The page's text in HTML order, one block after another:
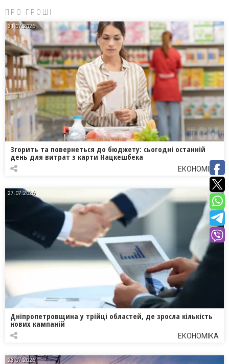
ПРО ГРОШІ
31.07.2026
Згорить та повернеться до бюджету: сьогодні останній
день для витрат з карти Нацкешбека
ЕКОНОМІКА
27.07.2026
Дніпропетровщина у трійці областей, де зросла кількість
нових кампаній
ЕКОНОМІКА
23.07.2026